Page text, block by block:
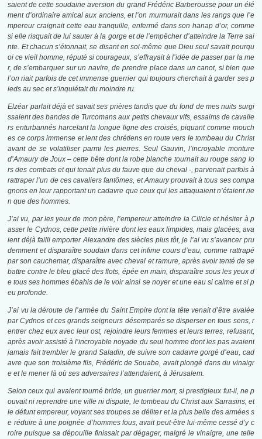
saient de cette soudaine aversion du grand Frédéric Barberousse pour un élé
ment d’ordinaire amical aux anciens, et l’on murmurait dans les rangs que l’e
mpereur craignait cette eau tranquille, enfermé dans son hanap d’or, comme
si elle risquait de lui sauter à la gorge et de l’empêcher d’atteindre la Terre sai
nte. Et chacun s’étonnait, se disant en soi-même que Dieu seul savait pourqu
oi ce vieil homme, réputé si courageux, s’effrayait à l’idée de passer par la me
r, de s’embarquer sur un navire, de prendre place dans un canot, si bien que
l’on riait parfois de cet immense guerrier qui toujours cherchait à garder ses p
ieds au sec et s’inquiétait du moindre ru.
Elzéar parlait déjà et savait ses prières tandis que du fond de mes nuits surgi
ssaient des bandes de Turcomans aux petits chevaux vifs, essaims de cavalie
rs enturbannés harcelant la longue ligne des croisés, piquant comme mouch
es ce corps immense et lent des chrétiens en route vers le tombeau du Christ
avant de se volatiliser parmi les pierres. Seul Gauvin, l’incroyable monture
d’Amaury de Joux – cette bête dont la robe blanche tournait au rouge sang lo
rs des combats et qui tenait plus du fauve que du cheval -, parvenait parfois à
rattraper l’un de ces cavaliers fantômes, et Amaury prouvait à tous ses compa
gnons en leur rapportant un cadavre que ceux qui les attaquaient n’étaient rie
n que des hommes.
J’ai vu, par les yeux de mon père, l’empereur atteindre la Cilicie et hésiter à p
asser le Cydnos, cette petite rivière dont les eaux limpides, mais glacées, ava
ient déjà failli emporter Alexandre des siècles plus tôt, je l’ai vu s’avancer pru
demment et disparaître soudain dans cet infime cours d’eau, comme rattrapé
par son cauchemar, disparaître avec cheval et ramure, après avoir tenté de se
battre contre le bleu glacé des flots, épée en main, disparaître sous les yeux d
e tous ses hommes ébahis de le voir ainsi se noyer et une eau si calme et si p
eu profonde.
J’ai vu la déroute de l’armée du Saint Empire dont la tête venait d’être avalée
par Cydnos et ces grands seigneurs désemparés se disperser en tous sens, r
entrer chez eux avec leur ost, rejoindre leurs femmes et leurs terres, refusant,
après avoir assisté à l’incroyable noyade du seul homme dont les pas avaient
jamais fait trembler le grand Saladin, de suivre son cadavre gorgé d’eau, cad
avre que son troisième fils, Frédéric de Souabe, avait plongé dans du vinaigr
e et le mener là où ses adversaires l’attendaient, à Jérusalem.
Selon ceux qui avaient tourné bride, un guerrier mort, si prestigieux fut-il, ne p
ouvait ni reprendre une ville ni dispute, le tombeau du Christ aux Sarrasins, et
le défunt empereur, voyant ses troupes se déliter et la plus belle des armées s
e réduire à une poignée d’hommes fous, avait peut-être lui-même cessé d’y c
roire puisque sa dépouille finissait par dégager, malgré le vinaigre, une telle